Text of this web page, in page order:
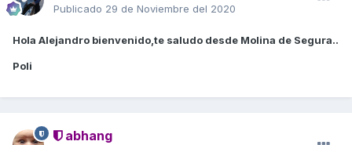
Publicado 29 de Noviembre del 2020
Hola Alejandro bienvenido,te saludo desde Molina de Segura..
Poli
abhang